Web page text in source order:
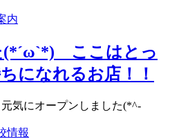
内
(*´ω`*) ここはとっ
になれるお店！！
気にオープンしました(*^-
情報